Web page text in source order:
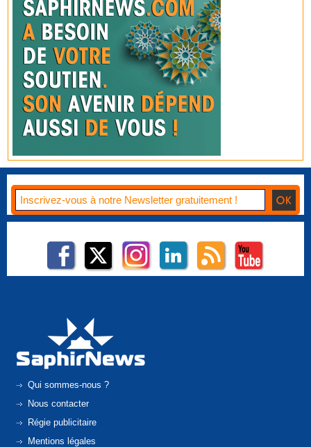
Qui sommes-nous ?
Nous contacter
Régie publicitaire
Mentions légales